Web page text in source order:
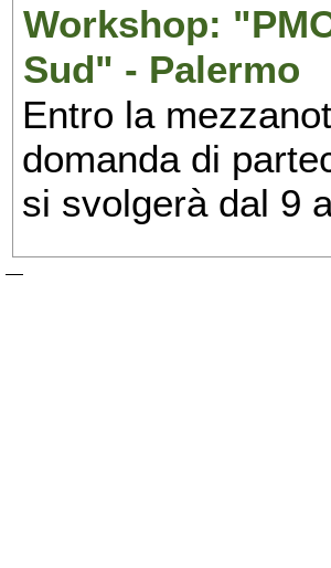
Workshop:
Sud" - Palermo
Entro la
domanda di
si svolgerà dal 9